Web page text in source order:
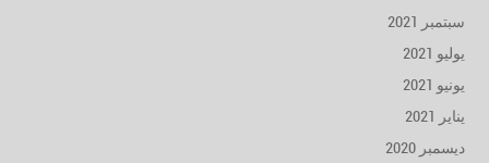
سبتمبر 2021
يوليو 2021
يونيو 2021
يناير 2021
ديسمبر 2020